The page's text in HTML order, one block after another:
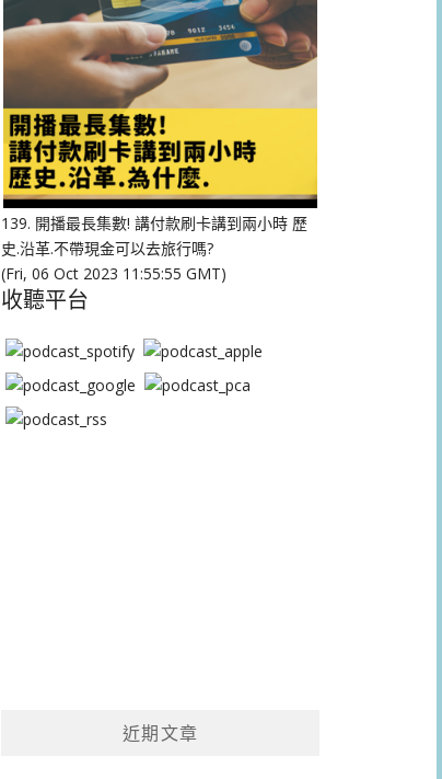
鍵
以
提
或
降
低
量。
139. 開播最長集數! 講付款刷卡講到兩小時 歷
史.沿革.不帶現金可以去旅行嗎?
(Fri, 06 Oct 2023 11:55:55 GMT)
收聽平台
近期文章